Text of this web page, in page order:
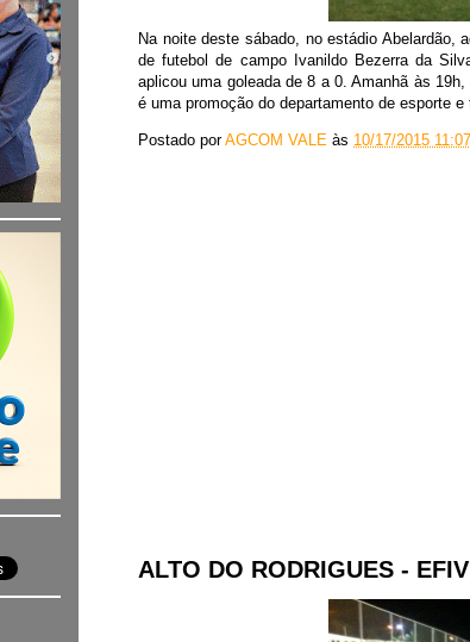
Na noite deste sábado, no estádio Abelardão,
de futebol de campo Ivanildo Bezerra da
aplicou uma goleada de 8 a 0. Amanhã às
é uma promoção do departamento de esporte
Postado porAGCOM VALE às 10/17/2015
ALTO DO RODRIGUES -